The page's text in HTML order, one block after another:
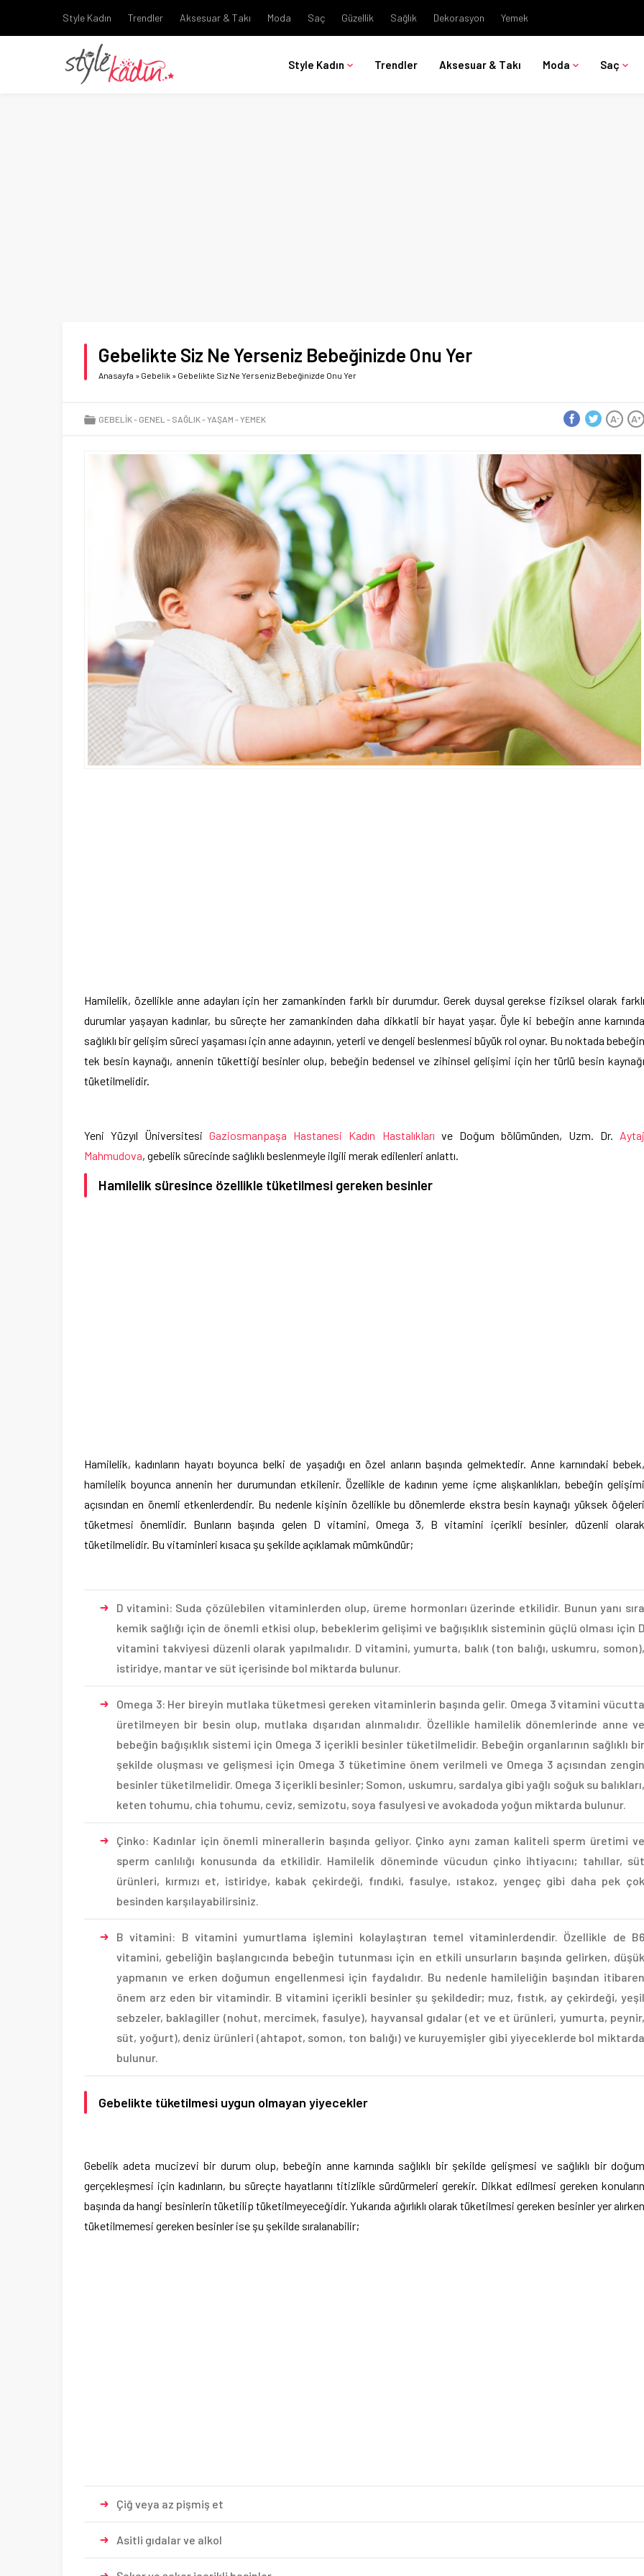
Style Kadın Trendler Aksesuar & Takı Moda Saç Güzellik Sağlık Dekorasyon Yemek
Style Kadın Trendler Aksesuar & Takı Moda Saç
Gebelikte Siz Ne Yerseniz Bebeğinizde Onu Yer
Anasayfa » Gebelik » Gebelikte Siz Ne Yerseniz Bebeğinizde Onu Yer
GEBELIK GENEL SAĞLIK YAŞAM YEMEK A+
A-
Hamilelik, özellikle anne adayları için her zamankinden farklı bir durumdur. Gerek duysal gerekse fiziksel olarak farklı
durumlar yaşayan kadınlar, bu süreçte her zamankinden daha dikkatli bir hayat yaşar. Öyle ki bebeğin anne karnında
sağlıklı bir gelişim süreci yaşaması için anne adayının, yeterli ve dengeli beslenmesi büyük rol oynar. Bu noktada bebeğin
tek besin kaynağı, annenin tükettiği besinler olup, bebeğin bedensel ve zihinsel gelişimi için her türlü besin kaynağı
tüketilmelidir.
Yeni Yüzyıl ÜniversitesiGaziosmanpaşa Hastanesi Kadın Hastalıkları ve Doğum bölümünden, Uzm. Dr. Aytaj
Mahmudova, gebelik sürecinde sağlıklı beslenmeyle ilgili merak edilenleri anlattı.
Hamilelik süresince özellikle tüketilmesi gereken besinler
Hamilelik, kadınların hayatı boyunca belki de yaşadığı en özel anların başında gelmektedir. Anne karnındaki bebek,
hamilelik boyunca annenin her durumundan etkilenir. Özellikle de kadının yeme içme alışkanlıkları, bebeğin gelişimi
açısından en önemli etkenlerdendir. Bu nedenle kişinin özellikle bu dönemlerde ekstra besin kaynağı yüksek öğeleri
tüketmesi önemlidir. Bunların başında gelen D vitamini, Omega 3, B vitamini içerikli besinler, düzenli olarak
tüketilmelidir. Bu vitaminleri kısaca şu şekilde açıklamak mümkündür;
D vitamini: Suda çözülebilen vitaminlerden olup, üreme hormonları üzerinde etkilidir. Bunun yanı sıra
kemik sağlığı için de önemli etkisi olup, bebeklerim gelişimi ve bağışıklık sisteminin güçlü olması için D
vitamini takviyesi düzenli olarak yapılmalıdır. D vitamini, yumurta, balık (ton balığı, uskumru, somon),
istiridye, mantar ve süt içerisinde bol miktarda bulunur.
Omega 3: Her bireyin mutlaka tüketmesi gereken vitaminlerin başında gelir. Omega 3 vitamini vücutta
üretilmeyen bir besin olup, mutlaka dışarıdan alınmalıdır. Özellikle hamilelik dönemlerinde anne ve
bebeğin bağışıklık sistemi için Omega 3 içerikli besinler tüketilmelidir. Bebeğin organlarının sağlıklı bir
şekilde oluşması ve gelişmesi için Omega 3 tüketimine önem verilmeli ve Omega 3 açısından zengin
besinler tüketilmelidir. Omega 3 içerikli besinler; Somon, uskumru, sardalya gibi yağlı soğuk su balıkları,
keten tohumu, chia tohumu, ceviz, semizotu, soya fasulyesi ve avokadoda yoğun miktarda bulunur.
Çinko: Kadınlar için önemli minerallerin başında geliyor. Çinko aynı zaman kaliteli sperm üretimi ve
sperm canlılığı konusunda da etkilidir. Hamilelik döneminde vücudun çinko ihtiyacını; tahıllar, süt
ürünleri, kırmızı et, istiridye, kabak çekirdeği, fındıki, fasulye, ıstakoz, yengeç gibi daha pek çok
besinden karşılayabilirsiniz.
B vitamini: B vitamini yumurtlama işlemini kolaylaştıran temel vitaminlerdendir. Özellikle de B6
vitamini, gebeliğin başlangıcında bebeğin tutunması için en etkili unsurların başında gelirken, düşük
yapmanın ve erken doğumun engellenmesi için faydalıdır. Bu nedenle hamileliğin başından itibaren
önem arz eden bir vitamindir. B vitamini içerikli besinler şu şekildedir; muz, fıstık, ay çekirdeği, yeşil
sebzeler, baklagiller (nohut, mercimek, fasulye), hayvansal gıdalar (et ve et ürünleri, yumurta, peynir,
süt, yoğurt), deniz ürünleri (ahtapot, somon, ton balığı) ve kuruyemişler gibi yiyeceklerde bol miktarda
bulunur.
Gebelikte tüketilmesi uygun olmayan yiyecekler
Gebelik adeta mucizevi bir durum olup, bebeğin anne karnında sağlıklı bir şekilde gelişmesi ve sağlıklı bir doğum
gerçekleşmesi için kadınların, bu süreçte hayatlarını titizlikle sürdürmeleri gerekir. Dikkat edilmesi gereken konuların
başında da hangi besinlerin tüketilip tüketilmeyeceğidir. Yukarıda ağırlıklı olarak tüketilmesi gereken besinler yer alırken
tüketilmemesi gereken besinler ise şu şekilde sıralanabilir;
Çiğ veya az pişmiş et
Asitli gıdalar ve alkol